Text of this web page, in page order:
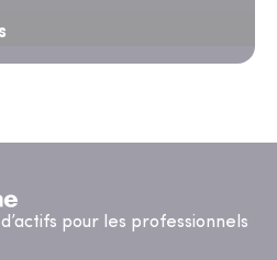
pour les professionnels